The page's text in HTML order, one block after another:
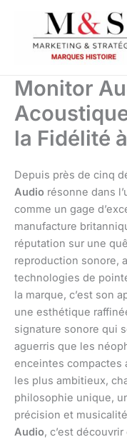
contenu
Monitor
la Fidélité
Depuis près de cinq
Audio résonne dans
comme un gage
manufacture
réputation sur une
reproduction sonore,
technologies de
la marque, c’est son
une esthétique
signature sonore qui
aguerris que les
enceintes compactes
les plus ambitieux,
philosophie unique,
précision et
Audio, c’est